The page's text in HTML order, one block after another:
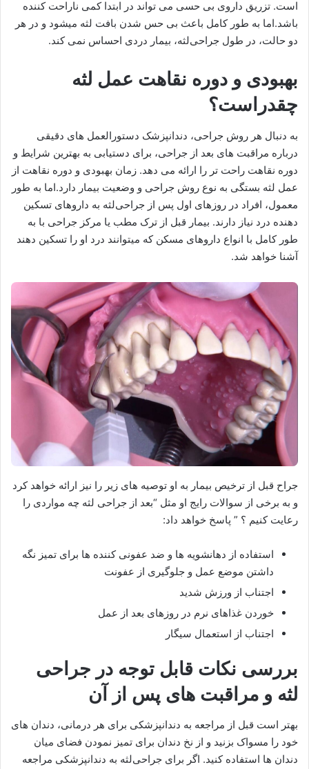
است. تزریق داروی بی حسی می تواند در ابتدا کمی ناراحت کننده
باشد.اما به طور کامل باعث بی حس شدن بافت لثه میشود و در هر
دو حالت، در طول جراحی‌لثه، بیمار دردی احساس نمی کند.
بهبودی و دوره نقاهت عمل لثه
چقدراست؟
به دنبال هر روش جراحی، دندانپزشک دستورالعمل های دقیقی
درباره مراقبت های بعد از جراحی، برای دستیابی به بهترین شرایط و
دوره نقاهت راحت تر را ارائه می دهد. زمان بهبودی و دوره نقاهت از
عمل لثه بستگی به نوع روش جراحی و وضعیت بیمار دارد.اما به طور
معمول، افراد در روزهای اول پس از جراحی‌لثه به داروهای تسکین
دهنده درد نیاز دارند. بیمار قبل از ترک مطب یا مرکز جراحی با به
طور کامل با انواع داروهای مسکن که میتوانند درد او را تسکین دهند
آشنا خواهد شد.
جراح قبل از ترخیص بیمار به او توصیه های زیر را نیز ارائه خواهد کرد
و به برخی از سوالات رایج او مثل “بعد از جراحی لثه چه مواردی را
رعایت کنیم ؟ ” پاسخ خواهد داد:
استفاده از دهانشویه ها و ضد عفونی کننده ها برای تمیز نگه
داشتن موضع عمل و جلوگیری از عفونت
اجتناب از ورزش شدید
خوردن غذاهای نرم در روزهای بعد از عمل
اجتناب از استعمال سیگار
بررسی نکات قابل توجه در جراحی
لثه و مراقبت های پس از آن
بهتر است قبل از مراجعه به دندانپزشکی برای هر درمانی، دندان های
خود را مسواک بزنید و از نخ دندان برای تمیز نمودن فضای میان
دندان ها استفاده کنید. اگر برای جراحی‌لثه به دندانپزشکی مراجعه